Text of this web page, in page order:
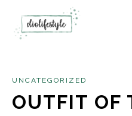
UNCATEGORIZED
OUTFIT OF